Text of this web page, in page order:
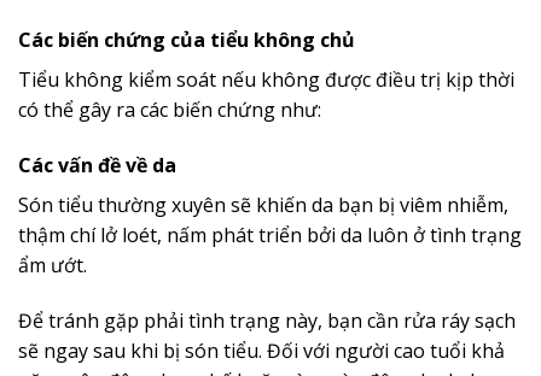
Các biến chứng của tiểu không chủ
Tiểu không kiểm soát nếu không được điều trị kịp thời
có thể gây ra các biến chứng như:
Các vấn đề về da
Són tiểu thường xuyên sẽ khiến da bạn bị viêm nhiễm,
thậm chí lở loét, nấm phát triển bởi da luôn ở tình trạng
ẩm ướt.
Để tránh gặp phải tình trạng này, bạn cần rửa ráy sạch
sẽ ngay sau khi bị són tiểu. Đối với người cao tuổi khả